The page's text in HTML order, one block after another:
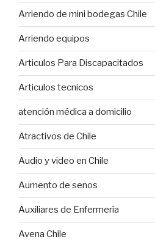
Arriendo de mini bodegas Chile
Arriendo equipos
Articulos Para Discapacitados
Articulos tecnicos
atención médica a domicilio
Atractivos de Chile
Audio y video en Chile
Aumento de senos
Auxiliares de Enfermería
Avena Chile